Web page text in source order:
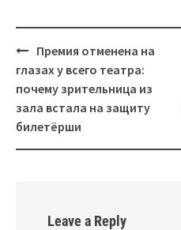
Post
navigation
Премия отменена на
глазах у всего театра:
почему зрительница из
зала встала на защиту
билетёрши
Leave a Reply